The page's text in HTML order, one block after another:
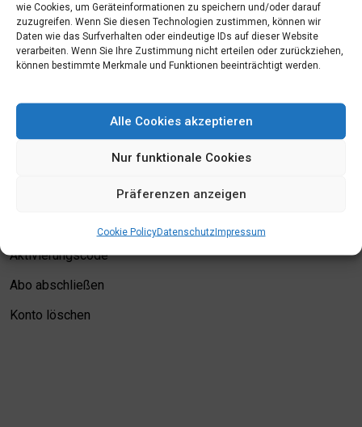
wie Cookies, um Geräteinformationen zu speichern und/oder darauf
zuzugreifen. Wenn Sie diesen Technologien zustimmen, können wir
Daten wie das Surfverhalten oder eindeutige IDs auf dieser Website
verarbeiten. Wenn Sie Ihre Zustimmung nicht erteilen oder zurückziehen,
können bestimmte Merkmale und Funktionen beeinträchtigt werden.
Alle Cookies akzeptieren
Nur funktionale Cookies
Präferenzen anzeigen
Cookie PolicyDatenschutzImpressum
Login
Bewertungskriterien
Aktivierungscode
Abo abschließen
Konto löschen